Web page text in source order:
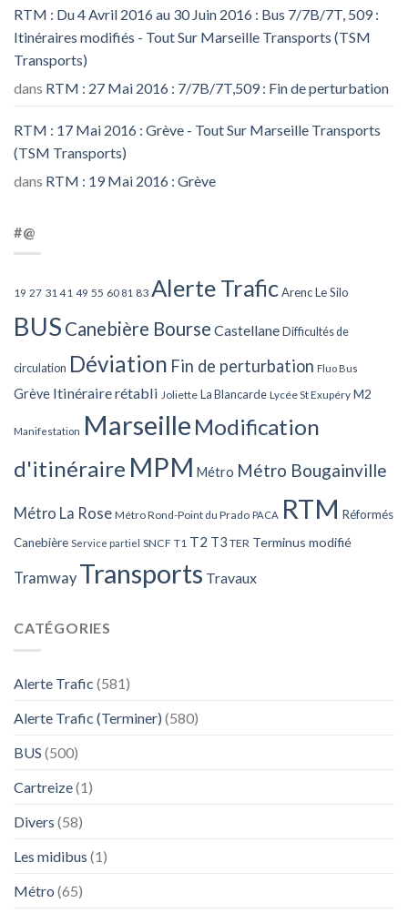
RTM : Du 4 Avril 2016 au 30 Juin 2016 : Bus 7/7B/7T, 509 :
Itinéraires modifiés - Tout Sur Marseille Transports (TSM
Transports)
dans RTM : 27 Mai 2016 : 7/7B/7T,509 : Fin de perturbation
RTM : 17 Mai 2016 : Grève - Tout Sur Marseille Transports
(TSM Transports)
dans RTM : 19 Mai 2016 : Grève
#@
19 27 31 41 49 55 60 81 83 Alerte TraficArenc Le Silo
BUS Canebière Bourse Castellane Difficultés de
circulation Déviation Fin de perturbation Fluo Bus
Grève Itinéraire rétabli Joliette La Blancarde Lycée St Exupéry M2
Manifestation Marseille Modification
d'itinéraire MPM Métro Métro Bougainville
Métro La Rose Métro Rond-Point du Prado PACA RTM Réformés
Canebière Service partiel SNCF T1 T2 T3 TER Terminus modifié
Tramway Transports Travaux
CATÉGORIES
Alerte Trafic (581)
Alerte Trafic (Terminer) (580)
BUS (500)
Cartreize(1)
Divers (58)
Les midibus (1)
Métro (65)